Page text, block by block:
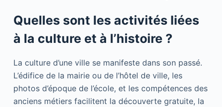
Quelles sont les activités liées
à la culture et à l’histoire ?
La culture d’une ville se manifeste dans son passé.
L’édifice de la mairie ou de l’hôtel de ville, les
photos d’époque de l’école, et les compétences des
anciens métiers facilitent la découverte gratuite, la